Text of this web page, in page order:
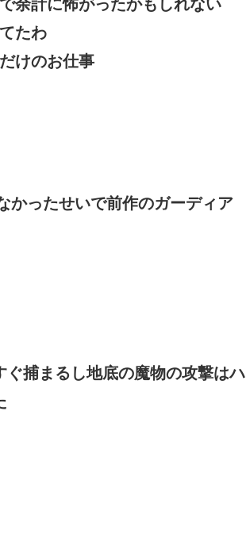
余計に怖がったかもしれない
たわ
けのお仕事
かったせいで前作のガーディア
捕まるし地底の魔物の攻撃はハ